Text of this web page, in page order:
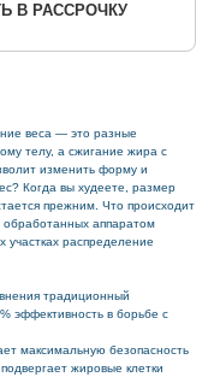
В РАССРОЧКУ
веса — это разные
телу, а сжигание жира с
изменить форму и
Когда вы худеете, размер
прежним. Что происходит
обработанных аппаратом
участках распределение
традиционный
эффективность в борьбе с
максимальную безопасность
жировые клетки